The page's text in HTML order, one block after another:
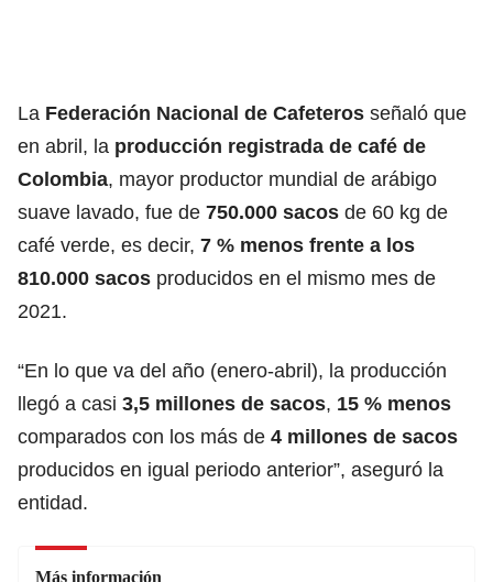
La Federación Nacional de Cafeteros señaló que
en abril, la producción registrada de café de
Colombia, mayor productor mundial de arábigo
suave lavado, fue de 750.000 sacos de 60 kg de
café verde, es decir, 7 % menos frente a los
810.000 sacos producidos en el mismo mes de
2021.
“En lo que va del año (enero-abril), la producción
llegó a casi 3,5 millones de sacos, 15 % menos
comparados con los más de 4 millones de sacos
producidos en igual periodo anterior”, aseguró la
entidad.
Más información